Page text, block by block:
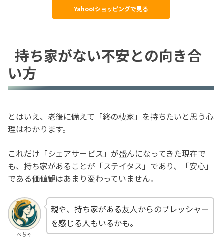
Yahoo!ショッピングで見る
持ち家がない不安との向き合
い方
とはいえ、老後に備えて「終の棲家」を持ちたいと思う心
理はわかります。
これだけ「シェアサービス」が盛んになってきた現在で
も、持ち家があることが「ステイタス」であり、「安心」
である価値観はあまり変わっていません。
ぺちゃ
親や、持ち家がある友人からのプレッシャー
を感じる人もいるかも。